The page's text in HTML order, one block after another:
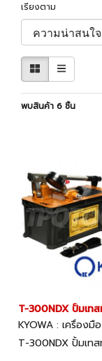
เรียงตาม
พบสินค้า 6 ชิ้น
T-300NDX ปั้มเท
KYOWA : เครื่องมื
T-300NDX ปั้มเท